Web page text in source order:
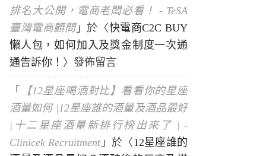
排名大公開，電商老闆必看！ - TeSA
臺灣電商顧問」於〈快電商C2C BUY
懶人包，如何加入及獎金制度一次通
通告訴你！ 〉發佈留言
「
【12星座喝酒對比】看看你的星座
酒量如何 |12星座誰的酒量及酒品最好
|十二星座酒量新排行榜出來了 | -
Clinicek Recruitment 」於〈 12星座誰的